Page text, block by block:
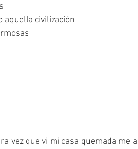
aquella civilización
vez que vi mi casa quemada me